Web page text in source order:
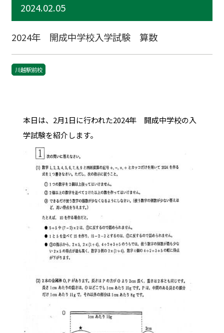
2024.02.05
2024年 開成中学校入学試験 算数
川越駅前校
本日は、2月1日に行われた2024年 開成中学校の入
学試験を紹介します。